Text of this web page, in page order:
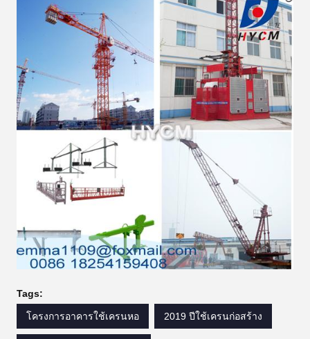
Tags:
โครงการอาคารใช้เครนหอ 2019 ปีใช้เครนก่อสร้าง